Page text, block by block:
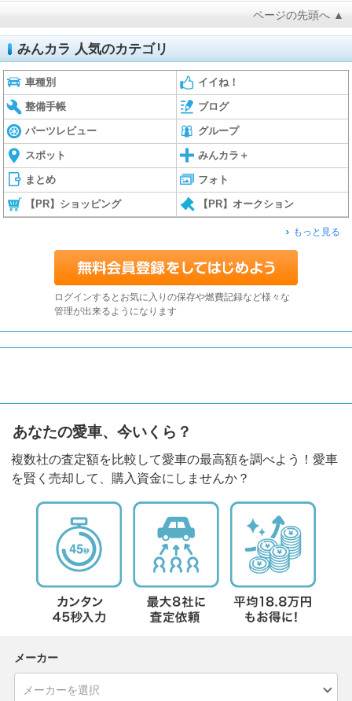
ページの先頭へ ▲
みんカラ 人気のカテゴリ
車種別 イイね！
整備手帳 ブログ
パーツレビュー グループ
スポット みんカラ＋
まとめ フォト
【PR】ショッピング 【PR】オークション
もっと見る
ログインするとお気に入りの保存や燃費記録など様々な
管理が出来るようになります
あなたの愛車、今いくら？
複数社の査定額を比較して愛車の最高額を調べよう！愛車
を賢く売却して、購入資金にしませんか？
メーカー